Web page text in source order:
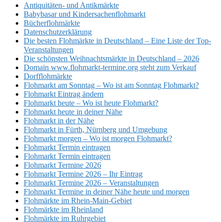
Antiquitäten- und Antikmärkte
Babybasar und Kindersachenflohmarkt
Bücherflohmärkte
Datenschutzerklärung
Die besten Flohmärkte in Deutschland – Eine Liste der Top-
Veranstaltungen
Die schönsten Weihnachtsmärkte in Deutschland – 2026
Domain www.flohmarkt-termine.org steht zum Verkauf
Dorfflohmärkte
Flohmarkt am Sonntag – Wo ist am Sonntag Flohmarkt?
Flohmarkt Eintrag ändern
Flohmarkt heute – Wo ist heute Flohmarkt?
Flohmarkt heute in deiner Nähe
Flohmarkt in der Nähe
Flohmarkt in Fürth, Nürnberg und Umgebung
Flohmarkt morgen – Wo ist morgen Flohmarkt?
Flohmarkt Termin eintragen
Flohmarkt Termin eintragen
Flohmarkt Termine 2026
Flohmarkt Termine 2026 – Ihr Eintrag
Flohmarkt Termine 2026 – Veranstaltungen
Flohmarkt Termine in deiner Nähe heute und morgen
Flohmärkte im Rhein-Main-Gebiet
Flohmärkte im Rheinland
Flohmärkte im Ruhrgebiet